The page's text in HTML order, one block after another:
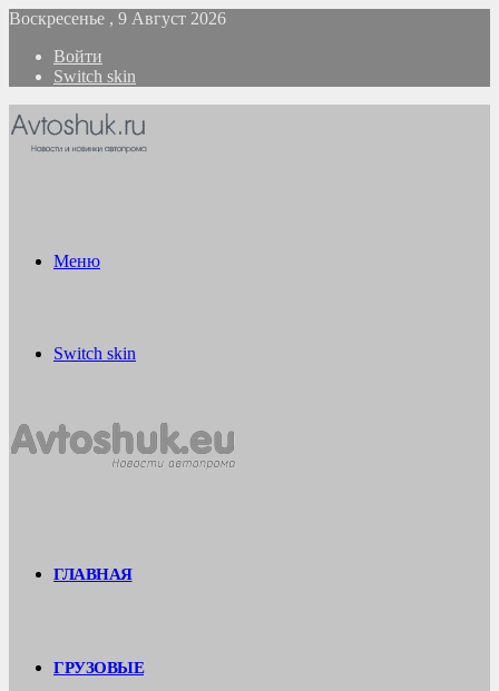
Воскресенье , 9 Август 2026
Войти
Switch skin
Меню
Switch skin
ГЛАВНАЯ
ГРУЗОВЫЕ